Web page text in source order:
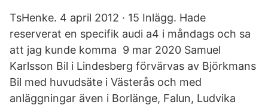
TsHenke. 4 april 2012 · 15 Inlägg. Hade
reserverat en specifik audi a4 i måndags och sa
att jag kunde komma 9 mar 2020 Samuel
Karlsson Bil i Lindesberg förvärvas av Björkmans
Bil med huvudsäte i Västerås och med
anläggningar även i Borlänge, Falun, Ludvika